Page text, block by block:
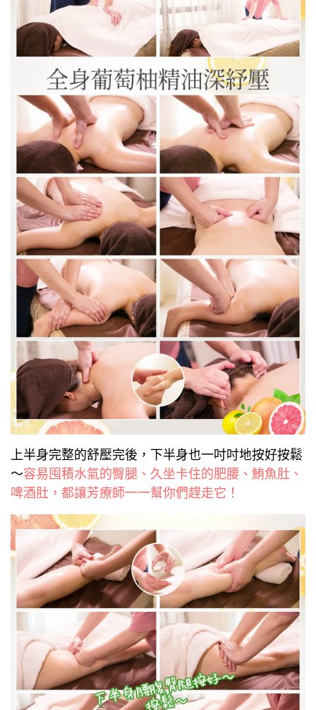
上半身完整的舒壓完後，下半身也一吋吋地按好按鬆
～容易囤積水氣的臀腿、久坐卡住的肥腰、鮪魚肚、
啤酒肚，都讓芳療師一一幫你們趕走它！